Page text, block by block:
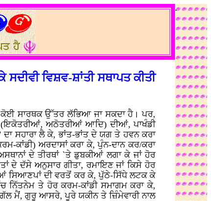
ਵਿਸ਼ਵ-ਸ਼ਾਂਤੀ ਸਥਾਪਤ ਕੀਤੀ
ਸਾਰਥਕ ਉੱਤਰ ਲੱਭਿਆ ਜਾ ਸਕਦਾ ਹੈ। ਪਰ,
(ਇਕੋਤਰੀਆਂ, ਅਠੋਤਰੀਆਂ ਆਦਿ) ਦੀਆਂ, ਪਾਖੰਡੀ
ਸਹਾਰਾ ਲੈ ਕੇ, ਭਾਂਤ-ਭਾਂਤ ਦੇ ਯਗ ਤੇ ਹਵਨ ਕਰਾ
ਕਾਂਡੀ) ਅਰਦਾਸਾਂ ਕਰਾ ਕੇ, ਪੁੰਨ-ਦਾਨ ਕਰ/ਕਰਾ
ਦੇ ਤੀਰਥਾਂ `ਤੇ ਡੁਬਕੀਆਂ ਲਗਾ ਕੇ ਜਾਂ ਹੋਰ
ਦੇ ਦੱਸੇ ਅਨੁਸਾਰ ਗੀਤਾ, ਰਮਾਇਣ ਜਾਂ ਕਿਸੇ ਹੋਰ
ਸਿਆਣਪਾਂ ਦੀ ਵਰਤੋਂ ਕਰ ਕੇ, ਪੁੱਠੇ-ਸਿੱਧੇ ਲਟਕ ਕੇ
ਨਿੱਤਨੇਮ ਤੇ ਹੋਰ ਕਰਮ-ਕਾਂਡੀ ਸਮਾਗਮ ਕਰਾ ਕੇ,
ਮੈਂ, ਗੁਰੂ ਆਸਰੇ, ਪੂਰੇ ਯਕੀਨ ਤੇ ਜ਼ਿੰਮੇਵਾਰੀ ਨਾਲ
.